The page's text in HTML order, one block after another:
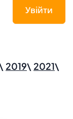
Увійти
2019
2021